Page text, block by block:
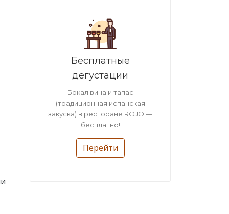
Бесплатные
дегустации
Бокал вина и тапас
(традиционная испанская
закуска) в ресторане ROJO —
бесплатно!
Перейти